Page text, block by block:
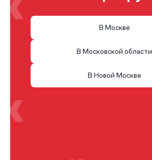
В Москве
В Московской области
В Новой Москве